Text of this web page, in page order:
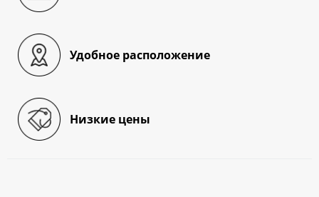
Удобное расположение
Низкие цены